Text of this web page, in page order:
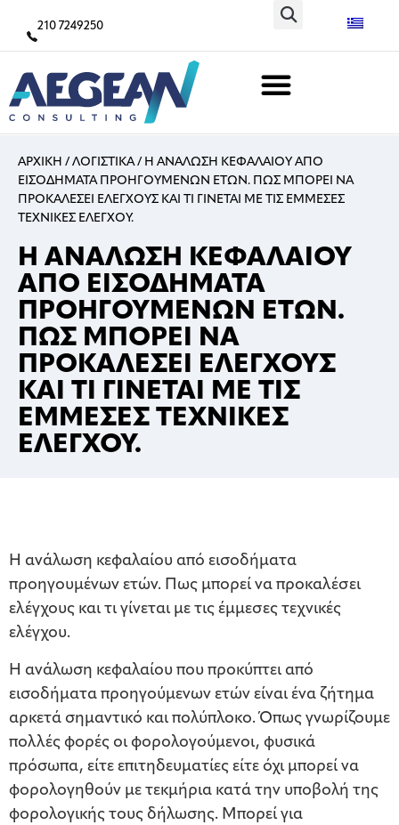
210 7249250
ΑΡΧΙΚΗ / ΛΟΓΙΣΤΙΚΑ/ Η ΑΝΑΛΩΣΗ ΚΕΦΑΛΑΙΟΥ ΑΠΟ
ΕΙΣΟΔΗΜΑΤΑ ΠΡΟΗΓΟΥΜΕΝΩΝ ΕΤΩΝ. ΠΩΣ ΜΠΟΡΕΙ ΝΑ
ΠΡΟΚΑΛΕΣΕΙ ΕΛΕΓΧΟΥΣ ΚΑΙ ΤΙ ΓΙΝΕΤΑΙ ΜΕ ΤΙΣ ΕΜΜΕΣΕΣ
ΤΕΧΝΙΚΕΣ ΕΛΕΓΧΟΥ.
Η ΑΝΑΛΩΣΗ ΚΕΦΑΛΑΙΟΥ
ΑΠΟ ΕΙΣΟΔΗΜΑΤΑ
ΠΡΟΗΓΟΥΜΕΝΩΝ ΕΤΩΝ.
ΠΩΣ ΜΠΟΡΕΙ ΝΑ
ΠΡΟΚΑΛΕΣΕΙ ΕΛΕΓΧΟΥΣ
ΚΑΙ ΤΙ ΓΙΝΕΤΑΙ ΜΕ ΤΙΣ
ΕΜΜΕΣΕΣ ΤΕΧΝΙΚΕΣ
ΕΛΕΓΧΟΥ.
Η ανάλωση κεφαλαίου από εισοδήματα
προηγουμένων ετών. Πως μπορεί να προκαλέσει
ελέγχους και τι γίνεται με τις έμμεσες τεχνικές
ελέγχου.
Η ανάλωση κεφαλαίου που προκύπτει από
εισοδήματα προηγούμενων ετών είναι ένα ζήτημα
αρκετά σημαντικό και πολύπλοκο. Όπως γνωρίζουμε
πολλές φορές οι φορολογούμενοι, φυσικά
πρόσωπα, είτε επιτηδευματίες είτε όχι μπορεί να
φορολογηθούν με τεκμήρια κατά την υποβολή της
φορολογικής τους δήλωσης. Μπορεί για